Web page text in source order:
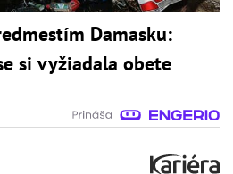
Damasku:
si vyžiadala obete